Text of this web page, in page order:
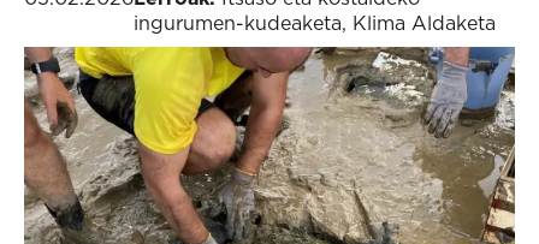
ingurumen-kudeaketa, Klima Aldaketa